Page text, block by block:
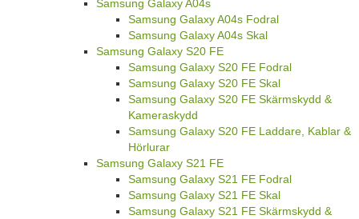
Samsung Galaxy A04s
Samsung Galaxy A04s Fodral
Samsung Galaxy A04s Skal
Samsung Galaxy S20 FE
Samsung Galaxy S20 FE Fodral
Samsung Galaxy S20 FE Skal
Samsung Galaxy S20 FE Skärmskydd &
Kameraskydd
Samsung Galaxy S20 FE Laddare, Kablar &
Hörlurar
Samsung Galaxy S21 FE
Samsung Galaxy S21 FE Fodral
Samsung Galaxy S21 FE Skal
Samsung Galaxy S21 FE Skärmskydd &